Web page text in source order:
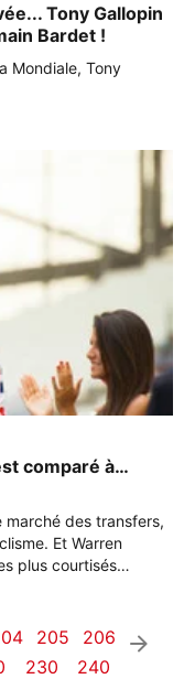
Tony Gallopin
Bardet !
Mondiale, Tony
comparé à…
marché des transfers,
Et Warren
plus courtisés…
205
206
230
240
arrow_right